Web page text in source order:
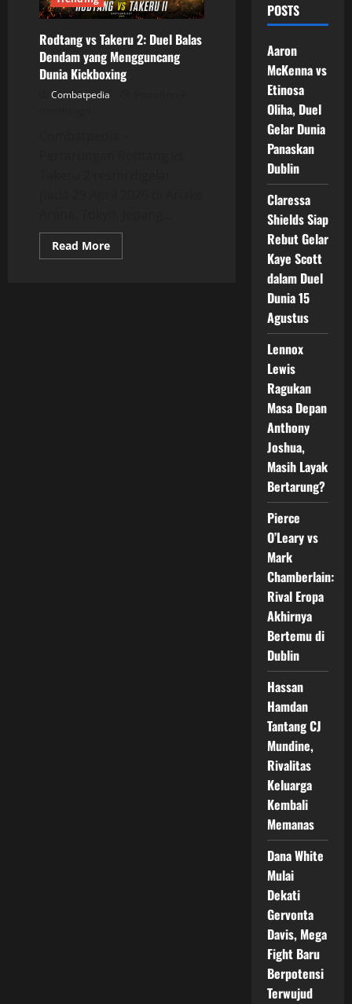
Rodtang vs Takeru 2: Duel Balas
Dendam yang Mengguncang
Dunia Kickboxing
Combatpedia
Read MoreRead
more
POSTS
Aaron
McKenna vs
Etinosa
Oliha, Duel
Gelar Dunia
Panaskan
Dublin
Claressa
Shields Siap
Rebut Gelar
Kaye Scott
dalam Duel
Dunia 15
Agustus
Lennox
Lewis
Ragukan
Masa Depan
Anthony
Joshua,
Masih Layak
Bertarung?
Pierce
O’Leary vs
Mark
Chamberlain:
Rival Eropa
Akhirnya
Bertemu di
Dublin
Hassan
Hamdan
Tantang CJ
Mundine,
Rivalitas
Keluarga
Kembali
Memanas
Dana White
Mulai
Dekati
Gervonta
Davis, Mega
Fight Baru
Berpotensi
Terwujud